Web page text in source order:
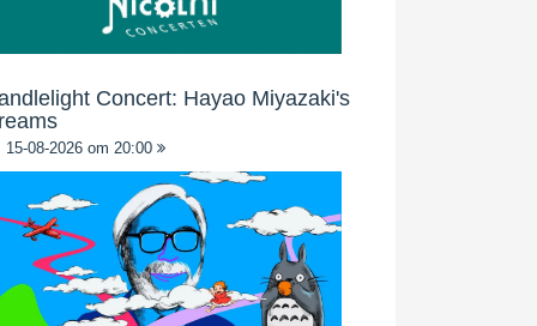
Concert: Hayao Miyazaki's
15-08-2026 om 20:00